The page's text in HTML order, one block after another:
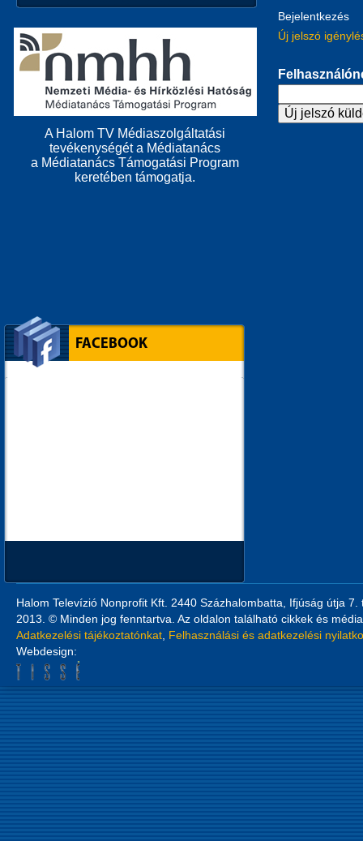
Bejelentkezés
Új jelszó
A Halom TV Médiaszolgáltatási
tevékenységét a Médiatanács
a Médiatanács Támogatási Program
keretében támogatja.
FACEBOOK
Halom Televízió Nonprofit Kft. 2440 Százhalombatta, Ifjúság útja
2013. © Minden jog fenntartva. Az oldalon található cikkek és
Adatkezelési tájékoztatónkat Felhasználási és adatkezelési
Webdesign: